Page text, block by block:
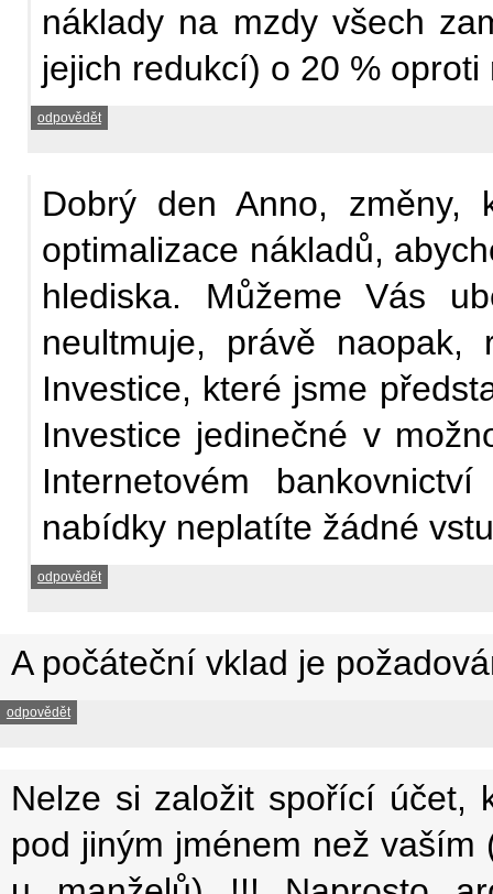
náklady na mzdy všech
jejich redukcí) o 20 %
odpovědět
Dobrý den Anno, změny,
optimalizace nákladů,
hlediska. Můžeme Vás
neultmuje, právě
Investice, které jsme
Investice jedinečné v
Internetovém
nabídky neplatíte žádné
odpovědět
A počáteční vklad je
odpovědět
Nelze si založit spořící účet,
pod jiným jménem než